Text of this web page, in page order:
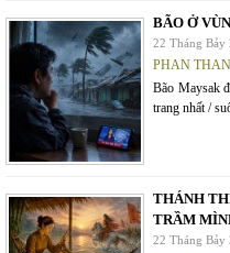
BÃO Ở
22 Tháng Bảy
PHAN
Bão Maysak
trang nhất /
THÁNH
TRẦM
22 Tháng Bảy